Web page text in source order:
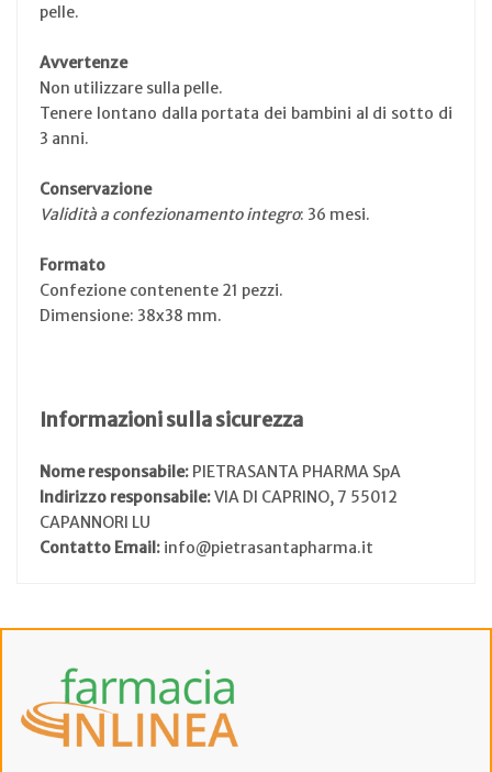
pelle.
Avvertenze
Non utilizzare sulla pelle.
Tenere lontano dalla portata dei bambini al di sotto di
3 anni.
Conservazione
Validità a confezionamento integro: 36 mesi.
Formato
Confezione contenente 21 pezzi.
Dimensione: 38x38 mm.
Informazioni sulla sicurezza
Nome responsabile: PIETRASANTA PHARMA SpA
Indirizzo responsabile:VIA DI CAPRINO, 7 55012
CAPANNORI LU
Contatto Email: info@pietrasantapharma.it